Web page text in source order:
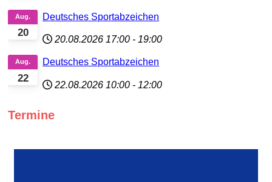
20
Aug. Deutsches Sportabzeichen
20.08.2026 17:00 - 19:00
22
Aug. Deutsches Sportabzeichen
22.08.2026 10:00 - 12:00
Termine